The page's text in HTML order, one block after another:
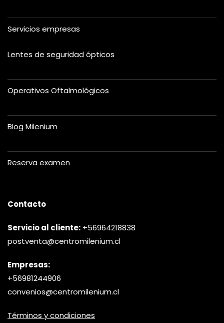
Servicios empresas
Lentes de seguridad ópticos
Operativos Oftalmológicos
Blog Milenium
Reserva examen
Contacto
Servicio al cliente: +56964218838
postventa@centromilenium.cl
Empresas:
+56981244906
convenios@centromilenium.cl
Términos y condiciones